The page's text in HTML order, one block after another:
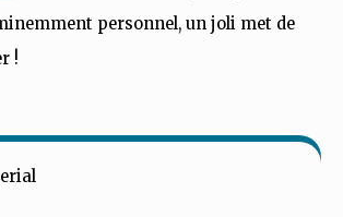
personnel, un joli met de
!